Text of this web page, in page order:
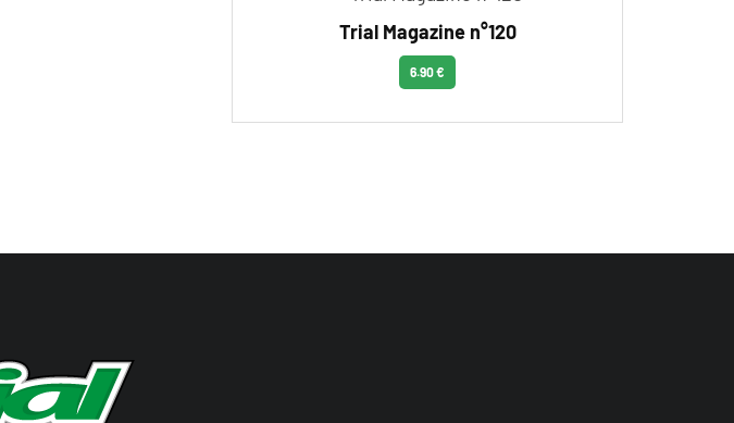
Trial Magazine n°120
6.90 €